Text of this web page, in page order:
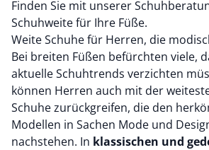
Finden Sie mit unserer
Schuhweite für Ihre Füße.
Weite Schuhe für Herren, die
Bei breiten Füßen befürchten viele,
aktuelle Schuhtrends verzichten
können Herren auch mit der
Schuhe zurückgreifen, die den
Modellen in Sachen Mode und
nachstehen. In klassischen und